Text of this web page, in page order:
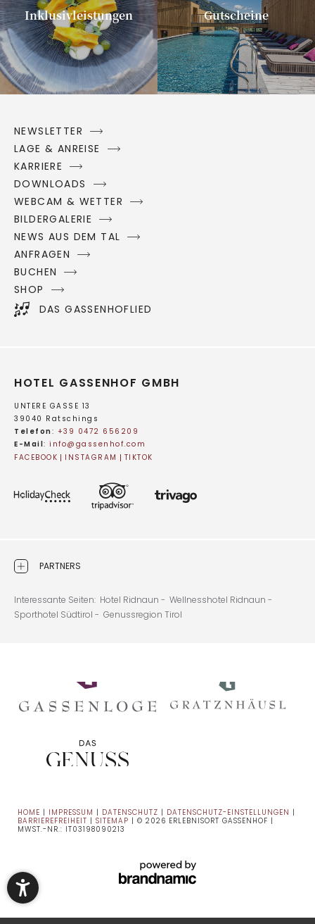
Inklusivleistungen Gutscheine
NEWSLETTER
LAGE & ANREISE
KARRIERE
DOWNLOADS
WEBCAM & WETTER
BILDERGALERIE
NEWS AUS DEM TAL
ANFRAGEN
BUCHEN
SHOP
DAS GASSENHOFLIED
HOTEL GASSENHOF GMBH
UNTERE GASSE 13
39040 Ratschings
Telefon: +39 0472 656209
E-Mail: info@ gassenhof.com
FACEBOOK
INSTAGRAM TIKTOK
PARTNERS
Interessante Seiten: Hotel Ridnaun - Wellnesshotel Ridnaun -
Sporthotel Südtirol - Genussregion Tirol
HOME | IMPRESSUM | DATENSCHUTZ | DATENSCHUTZ-EINSTELLUNGEN |
BARRIEREFREIHEIT | SITEMAP | © 2026 ERLEBNISORT GASSENHOF |
MWST.-NR.: IT03198090213